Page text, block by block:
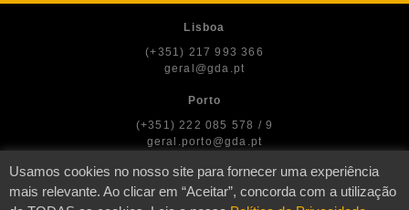
Lisboa
(+351) 217 993 366
geral@gda.pt
Porto
(+351) 222 085 578 / 9
geral.porto@gda.pt
Usamos cookies no nosso site para fornecer uma experiência
mais relevante. Ao clicar em “Aceitar”, concorda com a utilização